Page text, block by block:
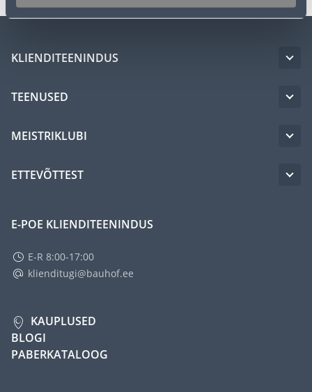
KLIENDITEENINDUS
TEENUSED
MEISTRIKLUBI
ETTEVÕTTEST
E-POE KLIENDITEENINDUS
E-R 8:00-17:00
klienditugi@bauhof.ee
KAUPLUSED
BLOGI
PABERKATALOOG